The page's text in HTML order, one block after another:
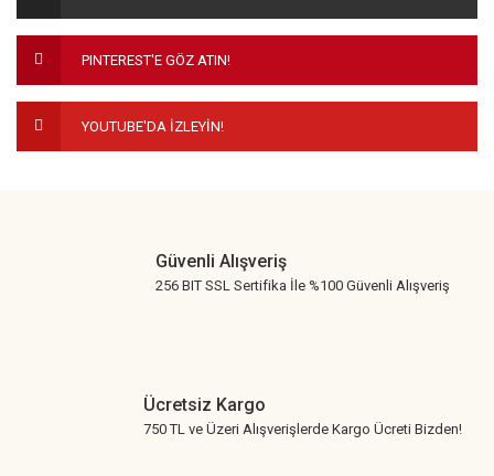
Ürün fiyatı diğer sitelerden daha pahalı.
Bu ürüne benzer farklı alternatifler olmalı.
PINTEREST'E GÖZ ATIN!
YOUTUBE'DA İZLEYİN!
Güvenli Alışveriş
256 BIT SSL Sertifika İle %100 Güvenli Alışveriş
Ücretsiz Kargo
750 TL ve Üzeri Alışverişlerde Kargo Ücreti Bizden!